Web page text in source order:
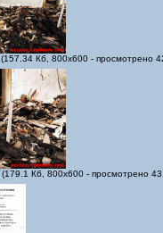
(157.34 Кб, 800x600 - просмотрено
(179.1 Кб, 800x600 - просмотрено